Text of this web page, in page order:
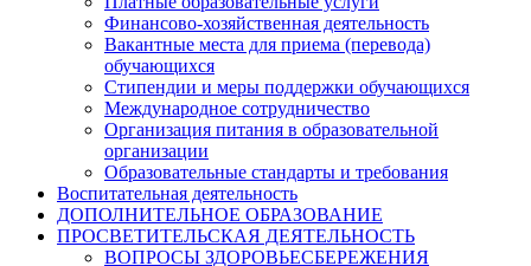
Финансово-хозяйственная деятельность
Вакантные места для приема (перевода)
обучающихся
Стипендии и меры поддержки обучающихся
Международное сотрудничество
Организация питания в образовательной
организации
Образовательные стандарты и требования
Воспитательная деятельность
ДОПОЛНИТЕЛЬНОЕ ОБРАЗОВАНИЕ
ПРОСВЕТИТЕЛЬСКАЯ ДЕЯТЕЛЬНОСТЬ
ВОПРОСЫ ЗДОРОВЬЕСБЕРЕЖЕНИЯ